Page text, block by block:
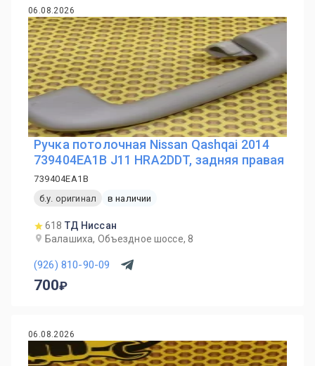
06.08.2026
Ручка потолочная Nissan Qashqai 2014
739404EA1B J11 HRA2DDT, задняя правая
739404EA1B
б.у. оригинал
в наличии
618 ТД Ниссан
Балашиха, Объездное шоссе, 8
(926) 810-90-09
700
06.08.2026